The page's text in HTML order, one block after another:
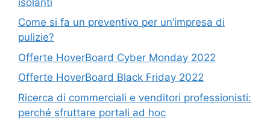
Come si fa un preventivo per un’impresa di
pulizie?
Offerte HoverBoard Cyber Monday 2022
Offerte HoverBoard Black Friday 2022
Ricerca di commerciali e venditori professionisti:
perché sfruttare portali ad hoc